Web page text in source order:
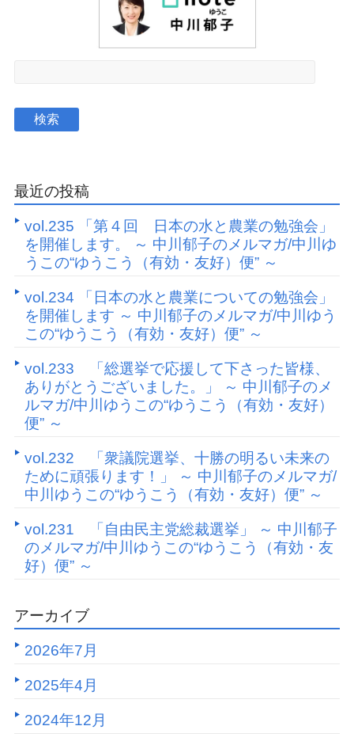
最近の投稿
vol.235 「第４回 日本の水と農業の勉強会」
を開催します。 ～ 中川郁子のメルマガ/中川ゆ
うこの“ゆうこう（有効・友好）便” ～
vol.234 「日本の水と農業についての勉強会」
を開催します ～ 中川郁子のメルマガ/中川ゆう
この“ゆうこう（有効・友好）便” ～
vol.233 「総選挙で応援して下さった皆様、
ありがとうございました。」 ～ 中川郁子のメ
ルマガ/中川ゆうこの“ゆうこう（有効・友好）
便” ～
vol.232 「衆議院選挙、十勝の明るい未来の
ために頑張ります！」 ～ 中川郁子のメルマガ/
中川ゆうこの“ゆうこう（有効・友好）便” ～
vol.231 「自由民主党総裁選挙」 ～ 中川郁子
のメルマガ/中川ゆうこの“ゆうこう（有効・友
好）便” ～
アーカイブ
2026年7月
2025年4月
2024年12月